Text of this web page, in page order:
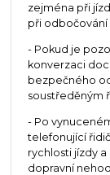
zejména při
při odbočování
- Pokud je
konverzaci
bezpečného
soustředěným
- Po
telefonující
rychlosti jízdy
dopravní